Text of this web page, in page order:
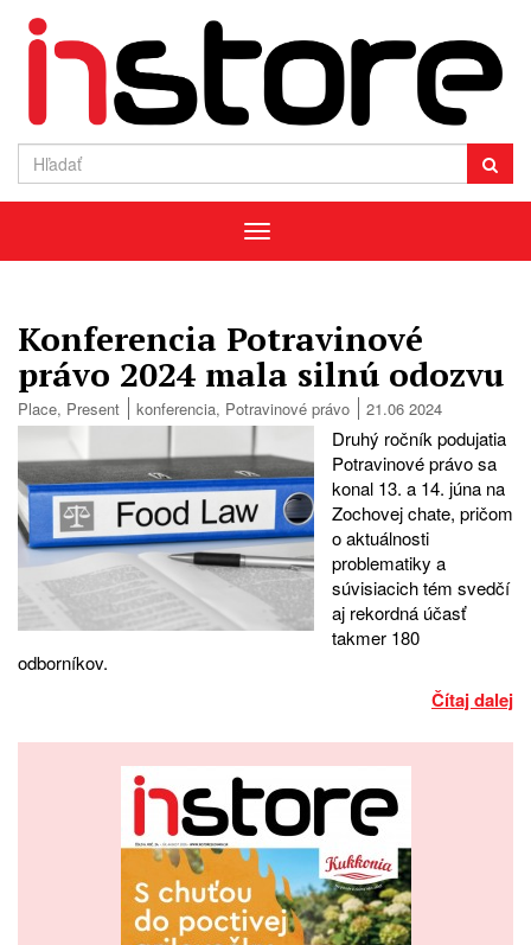
Menu
Konferencia Potravinové
právo 2024 mala silnú odozvu
Place, Present konferencia, Potravinové právo 21.06 2024
Druhý ročník podujatia
Potravinové právo sa
konal 13. a 14. júna na
Zochovej chate, pričom
o aktuálnosti
problematiky a
súvisiacich tém svedčí
aj rekordná účasť
takmer 180
odborníkov.
Čítaj dalej